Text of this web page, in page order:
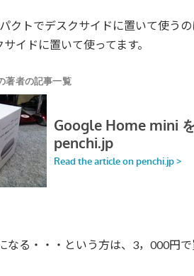
クトでデスクサイドに置いて使うの
イドに置いて使ってます。
なる・・・という方は、3，000円